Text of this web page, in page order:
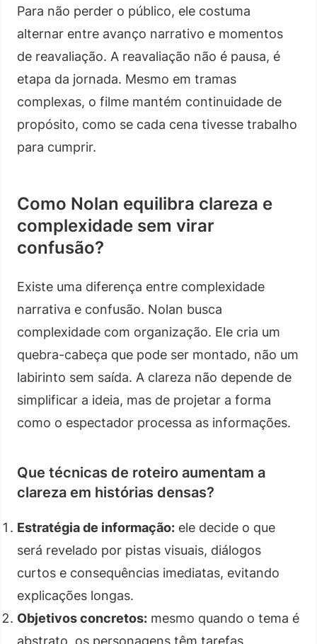
Para não perder o público, ele costuma
alternar entre avanço narrativo e momentos
de reavaliação. A reavaliação não é pausa, é
etapa da jornada. Mesmo em tramas
complexas, o filme mantém continuidade de
propósito, como se cada cena tivesse trabalho
para cumprir.
Como Nolan equilibra clareza e
complexidade sem virar
confusão?
Existe uma diferença entre complexidade
narrativa e confusão. Nolan busca
complexidade com organização. Ele cria um
quebra-cabeça que pode ser montado, não um
labirinto sem saída. A clareza não depende de
simplificar a ideia, mas de projetar a forma
como o espectador processa as informações.
Que técnicas de roteiro aumentam a
clareza em histórias densas?
Estratégia de informação: ele decide o que
será revelado por pistas visuais, diálogos
curtos e consequências imediatas, evitando
explicações longas.
Objetivos concretos: mesmo quando o tema é
abstrato, os personagens têm tarefas